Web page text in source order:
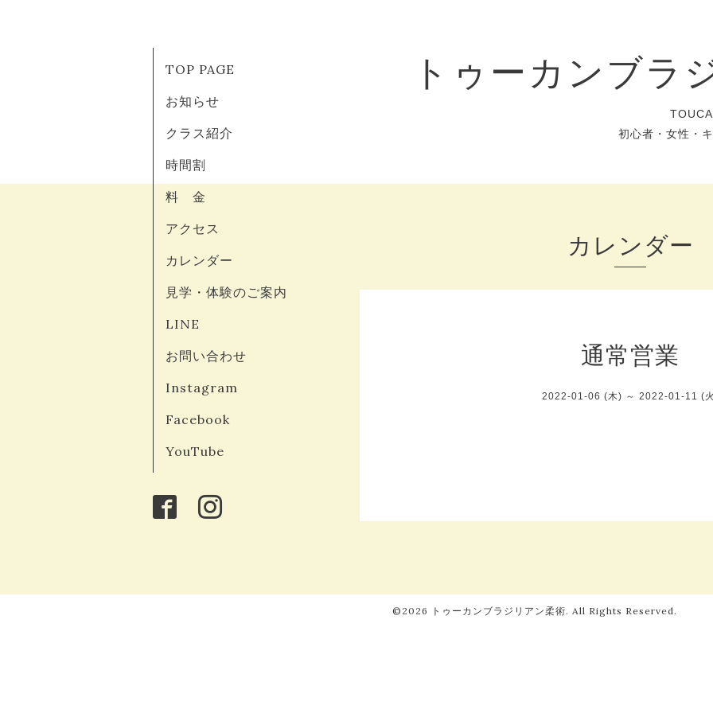
トゥーカンブラ
初心者・女性・
TOP PAGE
お知らせ
クラス紹介
時間割
料 金
アクセス
カレンダー
見学・体験のご案内
LINE
お問い合わせ
Instagram
Facebook
YouTube
カレンダー
通常営業
2022-01-06 (木) ～ 2022-01-11 (
©2026 トゥーカンブラジリアン柔術. All Rights Reserved.